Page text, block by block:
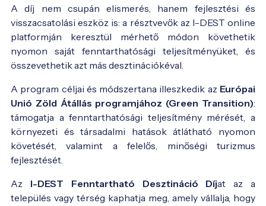
A díj nem csupán elismerés, hanem fejlesztési és
visszacsatolási eszköz is: a résztvevők az I-DEST online
platformján keresztül mérhető módon követhetik
nyomon saját fenntarthatósági teljesítményüket, és
összevethetik azt más desztinációkéval.
A program céljai és módszertana illeszkedik az Európai
Unió Zöld Átállás programjához (Green Transition):
támogatja a fenntarthatósági teljesítmény mérését, a
környezeti és társadalmi hatások átlátható nyomon
követését, valamint a felelős, minőségi turizmus
fejlesztését.
Az I-DEST Fenntartható Desztináció Díjat az a
település vagy térség kaphatja meg, amely vállalja, hogy